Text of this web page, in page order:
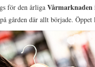
för den årliga Vårmarknaden
gården där allt började.